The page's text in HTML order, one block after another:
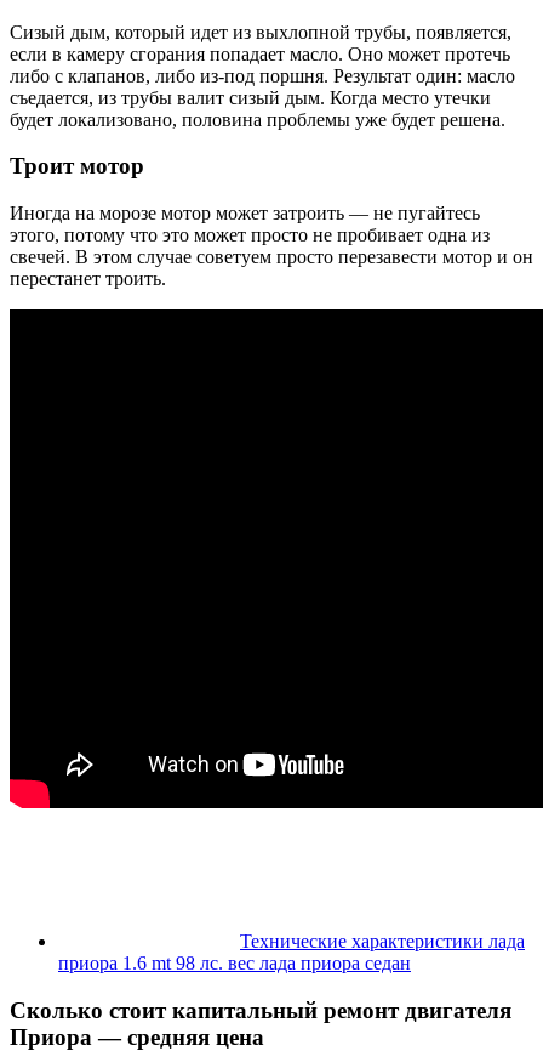
Сизый дым, который идет из выхлопной трубы, появляется,
если в камеру сгорания попадает масло. Оно может протечь
либо с клапанов, либо из-под поршня. Результат один: масло
съедается, из трубы валит сизый дым. Когда место утечки
будет локализовано, половина проблемы уже будет решена.
Троит мотор
Иногда на морозе мотор может затроить — не пугайтесь
этого, потому что это может просто не пробивает одна из
свечей. В этом случае советуем просто перезавести мотор и он
перестанет троить.
Технические характеристики лада
приора 1.6 mt 98 лс. вес лада приора седан
Сколько стоит капитальный ремонт двигателя
Приора — средняя цена